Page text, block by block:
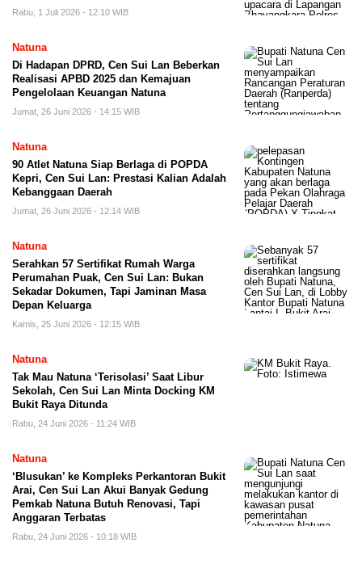
Rabu, 1 Juli 2026 - 12:10 WIB
Natuna
Di Hadapan DPRD, Cen Sui Lan Beberkan
Realisasi APBD 2025 dan Kemajuan
Pengelolaan Keuangan Natuna
Jumat, 26 Juni 2026 - 14:15 WIB
Natuna
90 Atlet Natuna Siap Berlaga di POPDA
Kepri, Cen Sui Lan: Prestasi Kalian Adalah
Kebanggaan Daerah
Jumat, 26 Juni 2026 - 12:14 WIB
Natuna
Serahkan 57 Sertifikat Rumah Warga
Perumahan Puak, Cen Sui Lan: Bukan
Sekadar Dokumen, Tapi Jaminan Masa
Depan Keluarga
Kamis, 25 Juni 2026 - 12:15 WIB
Natuna
Tak Mau Natuna ‘Terisolasi’ Saat Libur
Sekolah, Cen Sui Lan Minta Docking KM
Bukit Raya Ditunda
Rabu, 24 Juni 2026 - 11:24 WIB
Natuna
‘Blusukan’ ke Kompleks Perkantoran Bukit
Arai, Cen Sui Lan Akui Banyak Gedung
Pemkab Natuna Butuh Renovasi, Tapi
Anggaran Terbatas
Rabu, 24 Juni 2026 - 10:18 WIB